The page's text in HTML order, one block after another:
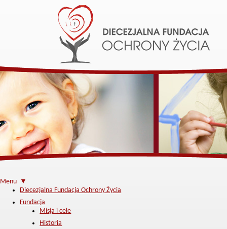
Menu ▼
Diecezjalna Fundacja Ochrony Życia
Fundacja
Misja i cele
Historia